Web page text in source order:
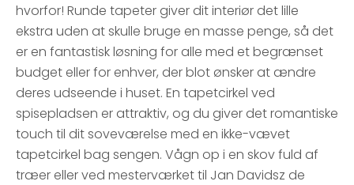
hvorfor! Runde tapeter giver dit interiør det lille
ekstra uden at skulle bruge en masse penge, så det
er en fantastisk løsning for alle med et begrænset
budget eller for enhver, der blot ønsker at ændre
deres udseende i huset. En tapetcirkel ved
spisepladsen er attraktiv, og du giver det romantiske
touch til dit soveværelse med en ikke-vævet
tapetcirkel bag sengen. Vågn op i en skov fuld af
træer eller ved mesterværket til Jan Davidsz de